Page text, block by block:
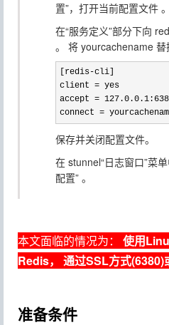
置”，打开当前配置文件 。
在“服务定义”部分下向
。 将 yourcachename 替
[redis-cli]
client = yes
accept =
connect =
保存并关闭配置文件。
在 stunnel“日志窗口”菜
配置” 。
本文面临的情况为：
使用
Redis， 通过SSL方式(6380)
准备条件